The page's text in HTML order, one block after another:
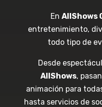
EnAllShows
entretenimiento,
todo tipo de
Desde
AllShows,
animación para
hasta servicios de